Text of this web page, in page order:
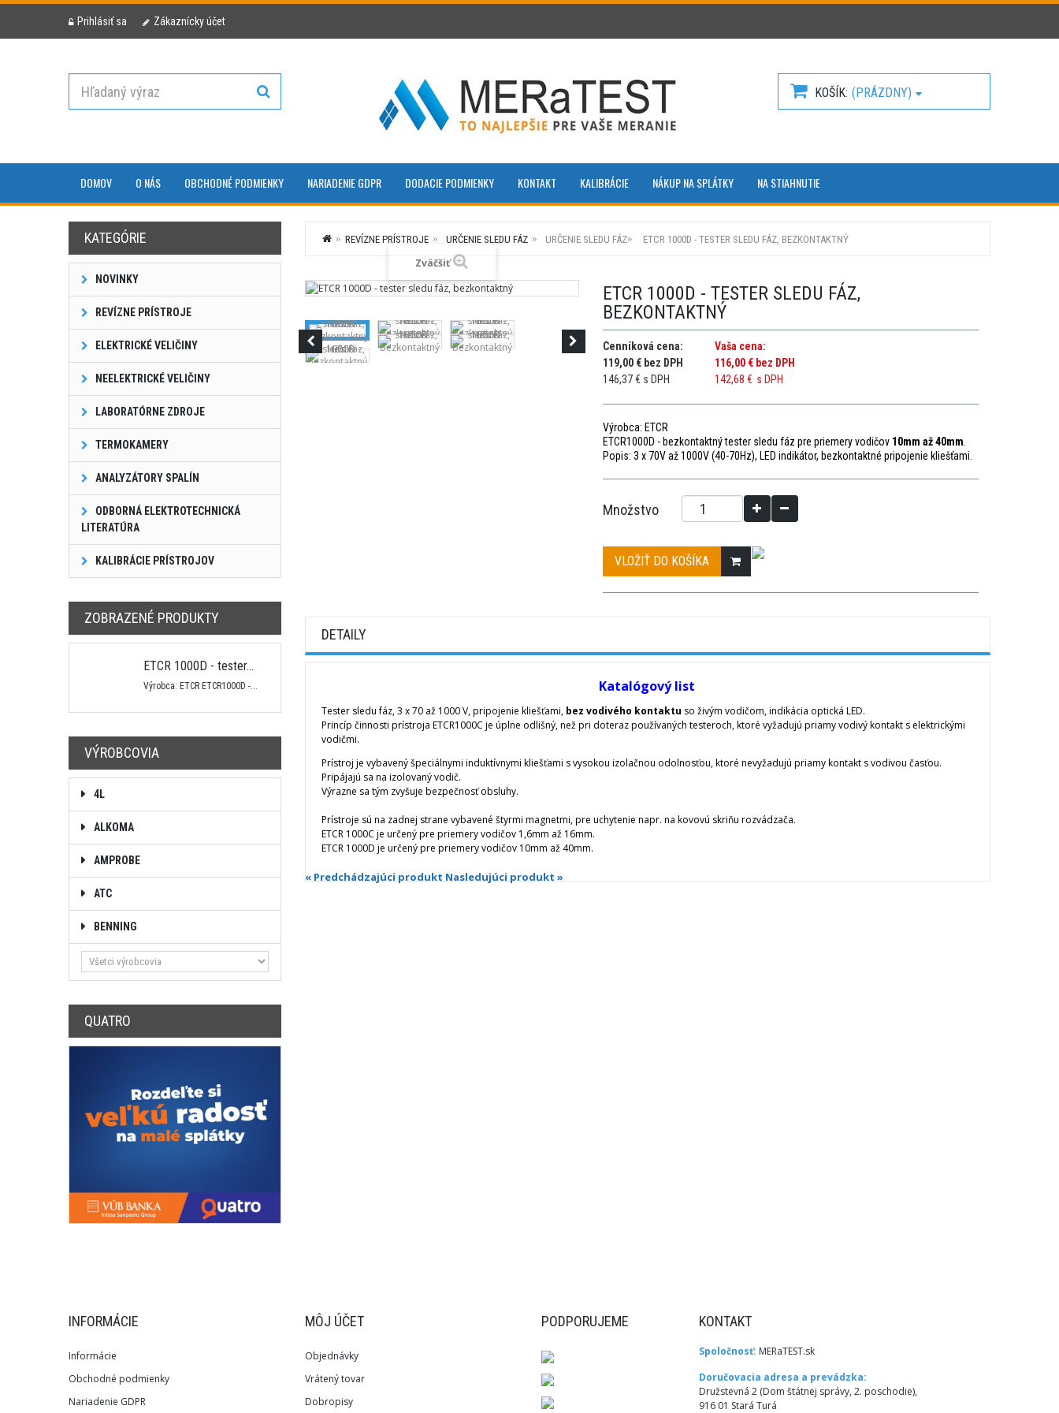
Prihlásiť sa Zákaznícky účet
KOŠÍK (PRÁZDNY)
DOMOV O NÁS OBCHODNÉ PODMIENKY NARIADENIE GDPR DODACIE PODMIENKY KONTAKT KALIBRÁCIE NÁKUP NA SPLÁTKY NA STIAHNUTIE
KATEGÓRIE
NOVINKY
REVÍZNE PRÍSTROJE
ELEKTRICKÉ VELIČINY
NEELEKTRICKÉ VELIČINY
LABORATÓRNE ZDROJE
TERMOKAMERY
ANALYZÁTORY SPALÍN
ODBORNÁ ELEKTROTECHNICKÁ
LITERATÚRA
KALIBRÁCIE PRÍSTROJOV
ZOBRAZENÉ PRODUKTY
ETCR 1000D - tester...
Výrobca: ETCR ETCR1000D -...
VÝROBCOVIA
4L
ALKOMA
AMPROBE
ATC
BENNING
QUATRO
REVÍZNE PRÍSTROJE URČENIE SLEDU FÁZ URČENIE SLEDU FÁZ ETCR 1000D - TESTER SLEDU FÁZ, BEZKONTAKTNÝ
Zväčšiť
ETCR 1000D - TESTER SLEDU FÁZ,
BEZKONTAKTNÝ
Cenníková cena:
119,00 € bez DPH
146,37 € s DPH
Vaša cena:
116,00 € bez DPH
142,68 € s DPH
Výrobca: ETCR
ETCR1000D - bezkontaktný tester sledu fáz pre priemery vodičov 10mm až 40mm.
Popis: 3 x 70V až 1000V (40-70Hz), LED indikátor, bezkontaktné pripojenie kliešťami.
Množstvo
VLOŽIŤ DO KOŠÍKA
DETAILY
Katalógový list
Tester sledu fáz, 3 x 70 až 1000 V, pripojenie kliešťami, bez vodivého kontaktu so živým vodičom, indikácia optická LED.
Princíp činnosti prístroja ETCR1000C je úplne odlišný, než pri doteraz používaných testeroch, ktoré vyžadujú priamy vodivý kontakt s elektrickými
vodičmi.
Prístroj je vybavený špeciálnymi induktívnymi kliešťami s vysokou izolačnou odolnosťou, ktoré nevyžadujú priamy kontakt s vodivou časťou.
Pripájajú sa na izolovaný vodič.
Výrazne sa tým zvyšuje bezpečnosť obsluhy.
Prístroje sú na zadnej strane vybavené štyrmi magnetmi, pre uchytenie napr. na kovovú skriňu rozvádzača.
ETCR 1000C je určený pre priemery vodičov 1,6mm až 16mm.
ETCR 1000D je určený pre priemery vodičov 10mm až 40mm.
« Predchádzajúci produkt Nasledujúci produkt »
INFORMÁCIE
Informácie
Obchodné podmienky
Nariadenie GDPR
MÔJ ÚČET
Objednávky
Vrátený tovar
Dobropisy
PODPORUJEME KONTAKT
Spoločnosť: MERaTEST.sk
Doručovacia adresa a prevádzka:
Družstevná 2 (Dom štátnej správy, 2. poschodie),
916 01 Stará Turá